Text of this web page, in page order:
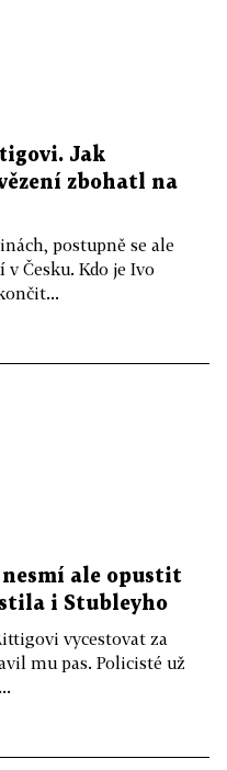
Jak
zbohatl na
postupně se ale
Česku. Kdo je Ivo
nesmí ale opustit
i Stubleyho
vycestovat za
mu pas. Policisté už